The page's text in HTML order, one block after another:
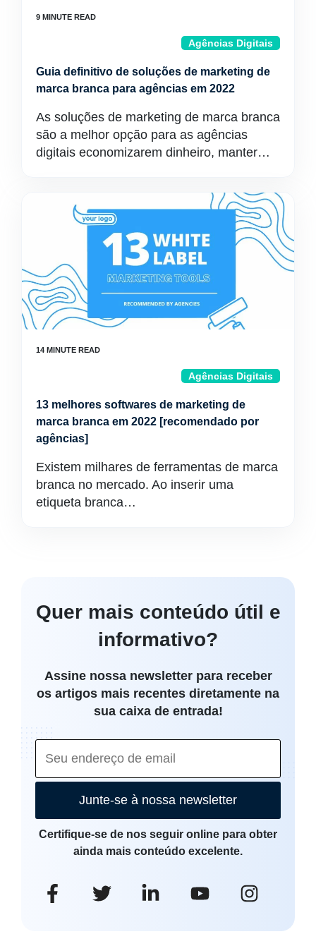
Agências Digitais
Guia definitivo de soluções de marketing de
marca branca para agências em 2022
As soluções de marketing de marca branca
são a melhor opção para as agências
digitais economizarem dinheiro, manter…
Agências Digitais
13 melhores softwares de marketing de
marca branca em 2022 [recomendado por
agências]
Existem milhares de ferramentas de marca
branca no mercado. Ao inserir uma
etiqueta branca…
Quer mais conteúdo útil e
informativo?
Assine nossa newsletter para receber
os artigos mais recentes diretamente na
sua caixa de entrada!
Junte-se à nossa newsletter
Certifique-se de nos seguir online para obter
ainda mais conteúdo excelente.